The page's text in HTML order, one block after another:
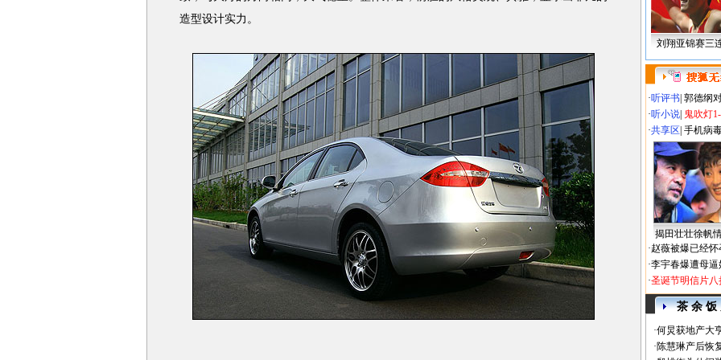
造型设计实力。
刘翔亚锦赛三
·听评书 郭德纲
·听小说 鬼吹灯
·共享区 手机病
揭田壮壮徐帆
·赵薇被爆已经怀
·李宇春爆遭母逼
·圣诞节明信片八
茶 余 饭
·何炅获地产大
·陈慧琳产后恢